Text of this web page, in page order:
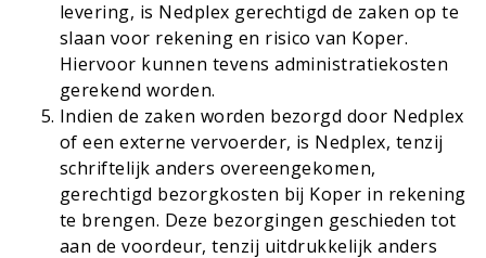
levering, is Nedplex gerechtigd de zaken op te
slaan voor rekening en risico van Koper.
Hiervoor kunnen tevens administratiekosten
gerekend worden.
Indien de zaken worden bezorgd door Nedplex
of een externe vervoerder, is Nedplex, tenzij
schriftelijk anders overeengekomen,
gerechtigd bezorgkosten bij Koper in rekening
te brengen. Deze bezorgingen geschieden tot
aan de voordeur, tenzij uitdrukkelijk anders